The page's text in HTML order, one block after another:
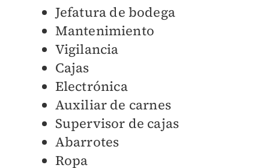
Jefatura de bodega
Mantenimiento
Vigilancia
Cajas
Electrónica
Auxiliar de carnes
Supervisor de cajas
Abarrotes
Ropa